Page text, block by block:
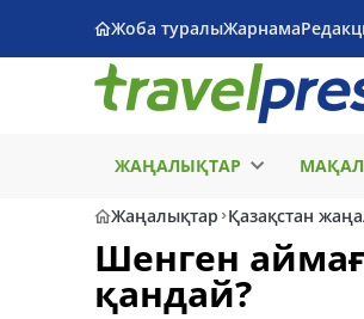
Жоба туралыЖарнама
ЖАҢАЛЫҚТАР
Жаңалықтар Қазақстан
Шенген
қандай?